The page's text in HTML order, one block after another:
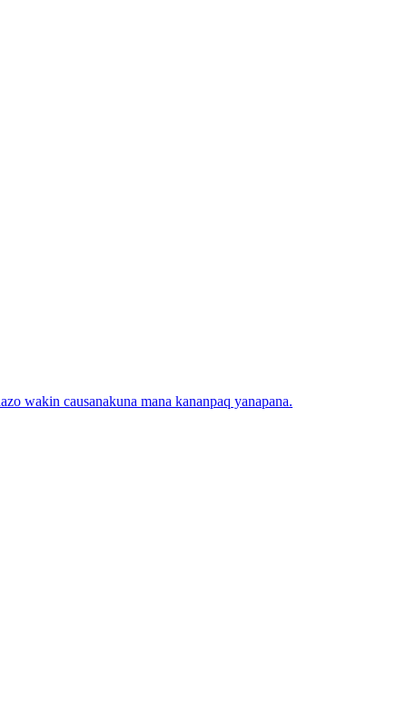
wakin causanakuna mana kananpaq yanapana.